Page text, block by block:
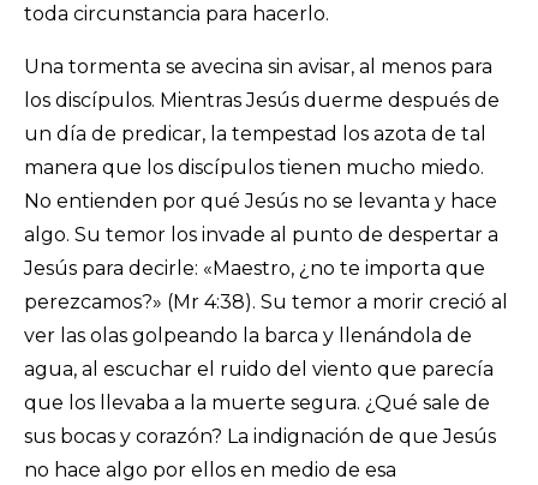
toda circunstancia para hacerlo.
Una tormenta se avecina sin avisar, al menos para
los discípulos. Mientras Jesús duerme después de
un día de predicar, la tempestad los azota de tal
manera que los discípulos tienen mucho miedo.
No entienden por qué Jesús no se levanta y hace
algo. Su temor los invade al punto de despertar a
Jesús para decirle: «Maestro, ¿no te importa que
perezcamos?» (Mr 4:38). Su temor a morir creció al
ver las olas golpeando la barca y llenándola de
agua, al escuchar el ruido del viento que parecía
que los llevaba a la muerte segura. ¿Qué sale de
sus bocas y corazón? La indignación de que Jesús
no hace algo por ellos en medio de esa